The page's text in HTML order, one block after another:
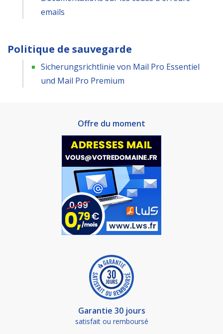
emails
Politique de sauvegarde
Sicherungsrichtlinie von Mail Pro Essentiel
und Mail Pro Premium
Offre du moment
Garantie 30 jours
satisfait ou remboursé